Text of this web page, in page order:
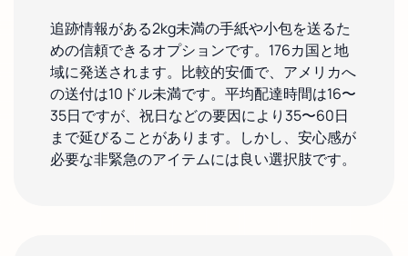
追跡情報がある2kg未満の手紙や小包を送るた
めの信頼できるオプションです。176カ国と地
域に発送されます。比較的安価で、アメリカへ
の送付は10ドル未満です。平均配達時間は16〜
35日ですが、祝日などの要因により35〜60日
まで延びることがあります。しかし、安心感が
必要な非緊急のアイテムには良い選択肢です。